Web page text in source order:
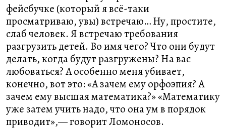
фейсбучке (который я всё-таки
просматриваю, увы) встречаю… Ну, простите,
слаб человек. Я встречаю требования
разгрузить детей. Во имя чего? Что они будут
делать, когда будут разгружены? На вас
любоваться? А особенно меня убивает,
конечно, вот это: «А зачем ему орфоэпия? А
зачем ему высшая математика?» «Математику
уже затем учить надо, что она ум в порядок
приводит»,— говорит Ломоносов.